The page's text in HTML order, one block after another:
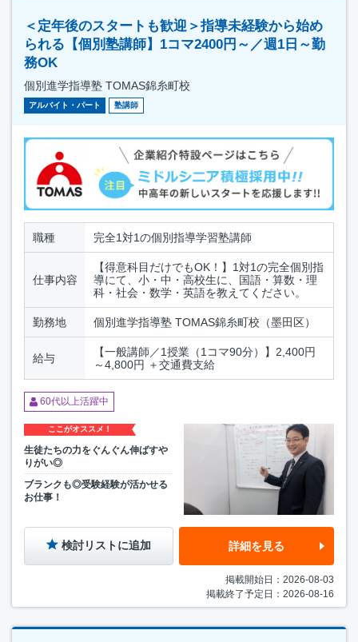
＜定年後のスタートも歓迎＞指導未経験から始め
られる【個別塾講師】1コマ2400円～／週1日～勤
務OK
個別進学指導塾 TOMAS錦糸町校
アルバイト・パート 塾講師
職種 完全1対1の個別指導学習塾講師
仕事内容
【得意科目だけでもOK！】1対1の完全個別指
導にて、小・中・高校生に、国語・算数・理
科・社会・数学・英語を教えてください。
勤務地 個別進学指導塾 TOMAS錦糸町校（墨田区）
給与
【一般講師／1授業（1コマ90分）】2,400円
～4,800円 ＋交通費支給
60代以上活躍中
ここがオススメ！
生徒たちの力をぐんぐん伸ばすや
りがい◎
ブランクも◎受験経験が活かせる
お仕事！
検討リストに追加 詳細を見る
掲載開始日：2026-08-03
掲載終了予定日：2026-08-16